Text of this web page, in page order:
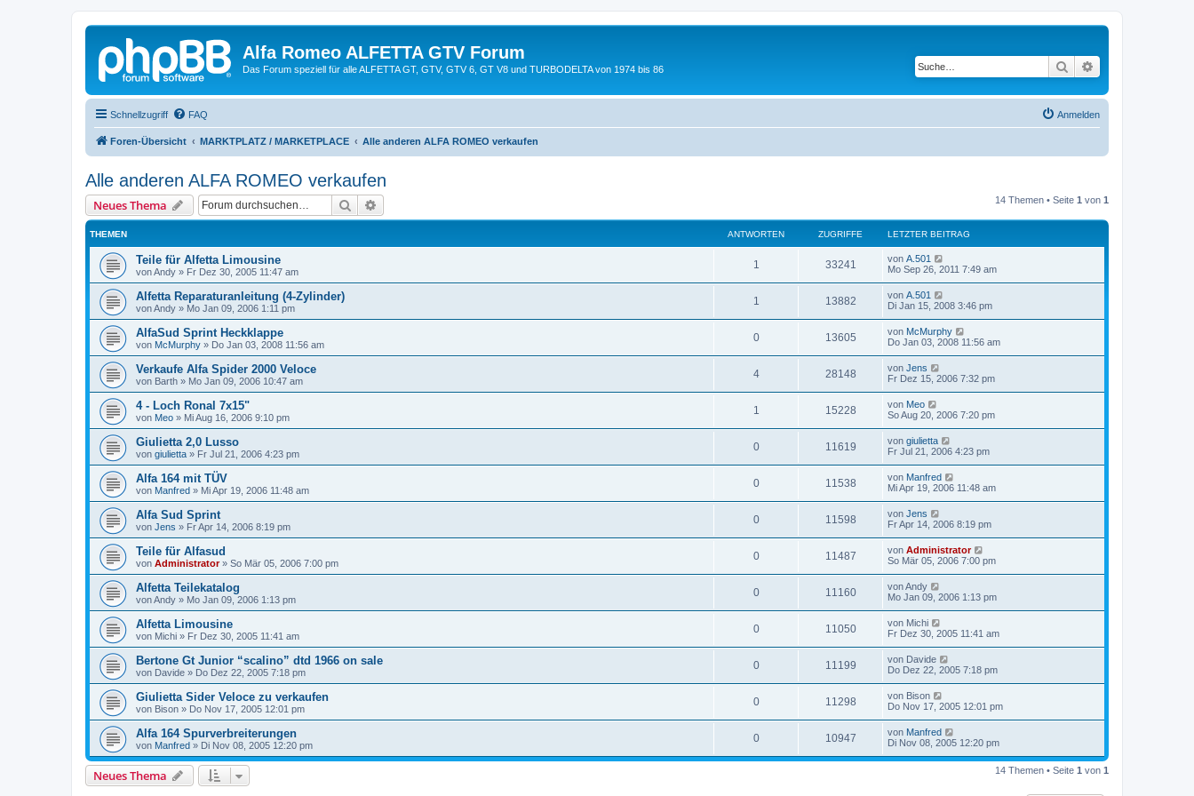
Alfa Romeo ALFETTA GTV Forum
Das Forum speziell für alle ALFETTA GT, GTV, GTV 6, GT V8 und TURBODELTA von 1974 bis 86 Suche
Schnellzugriff FAQ Anmelden
Foren-Übersicht MARKTPLATZ / MARKETPLACE Alle anderen ALFA ROMEO verkaufen
Alle anderen ALFA ROMEO verkaufen
Neues Thema Suche 14 Themen • Seite 1 von 1
THEMEN ANTWORTEN ZUGRIFFE LETZTER BEITRAG
Teile für Alfetta Limousine
vonAndy » Fr Dez 30, 2005 11:47 am
1 33241 von A.501
Mo Sep 26, 2011 7:49 am
Alfetta Reparaturanleitung (4-Zylinder)
vonAndy » Mo Jan 09, 2006 1:11 pm
1 13882 von A.501
Di Jan 15, 2008 3:46 pm
AlfaSud Sprint Heckklappe
von McMurphy » Do Jan 03, 2008 11:56 am
0 13605 von McMurphy
Do Jan 03, 2008 11:56 am
Verkaufe Alfa Spider 2000 Veloce
von Barth » Mo Jan 09, 2006 10:47 am
4 28148 von Jens
Fr Dez 15, 2006 7:32 pm
4 - Loch Ronal 7x15"
von Meo » Mi Aug 16, 2006 9:10 pm
1 15228 von Meo
So Aug 20, 2006 7:20 pm
Giulietta 2,0 Lusso
von giulietta » Fr Jul 21, 2006 4:23 pm
0 11619 von giulietta
Fr Jul 21, 2006 4:23 pm
Alfa 164 mit TÜV
von Manfred » Mi Apr 19, 2006 11:48 am
0 11538 von Manfred
Mi Apr 19, 2006 11:48 am
Alfa Sud Sprint
von Jens » Fr Apr 14, 2006 8:19 pm
0 11598 von Jens
Fr Apr 14, 2006 8:19 pm
Teile für Alfasud
von Administrator» So Mär 05, 2006 7:00 pm
0 11487 von Administrator
So Mär 05, 2006 7:00 pm
Alfetta Teilekatalog
vonAndy » Mo Jan 09, 2006 1:13 pm
0 11160 vonAndy
Mo Jan 09, 2006 1:13 pm
Alfetta Limousine
von Michi » Fr Dez 30, 2005 11:41 am
0 11050 von Michi
Fr Dez 30, 2005 11:41 am
Bertone Gt Junior “scalino” dtd 1966 on sale
von Davide » Do Dez 22, 2005 7:18 pm
0 11199 von Davide
Do Dez 22, 2005 7:18 pm
Giulietta Sider Veloce zu verkaufen
von Bison » Do Nov 17, 2005 12:01 pm
0 11298 von Bison
Do Nov 17, 2005 12:01 pm
Alfa 164 Spurverbreiterungen
von Manfred » Di Nov 08, 2005 12:20 pm
0 10947 von Manfred
Di Nov 08, 2005 12:20 pm
Neues Thema 14 Themen • Seite 1 von 1